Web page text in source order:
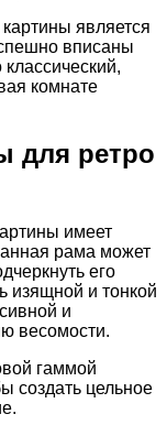
является
вписаны
комнате
для ретро
имеет
рама может
его
изящной и тонкой
и
весомости.
гаммой
создать цельное